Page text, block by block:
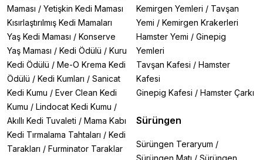
Maması / Yetişkin Kedi Maması
Kısırlaştırılmış Kedi Mamaları
Yaş Kedi Maması / Konserve
Yaş Maması / Kedi Ödülü / Kuru
Kedi Ödülü / Me-O Krema Kedi
Ödülü / Kedi Kumları / Sanicat
Kedi Kumu / Ever Clean Kedi
Kumu / Lindocat Kedi Kumu /
Akıllı Kedi Tuvaleti / Mama Kabı
Kedi Tırmalama Tahtaları / Kedi
Tarakları / Furminator Taraklar
Kemirgen Yemleri / Tavşan
Yemi / Kemirgen Krakerleri
Hamster Yemi / Ginepig
Yemleri
Tavşan Kafesi / Hamster
Kafesi
Ginepig Kafesi / Hamster Çarkı
Sürüngen
Sürüngen Teraryum /
Sürüngen Matı / Sürüngen